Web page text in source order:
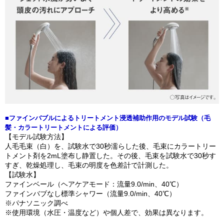
■ファインバブルによるトリートメント浸透補助作用のモデル試験（毛
髪・カラートリートメントによる評価）
【モデル試験方法】
人毛毛束（白）を、試験水で30秒濡らした後、毛束にカラートリー
トメント剤を2mL塗布し静置した。その後、毛束を試験水で30秒す
すぎ、乾燥処理し、毛束の明度を色差計で計測した。
【試験水】
ファインベール（ヘアケアモード：流量9.0/min、40℃）
ファインバブなし標準シャワー（流量9.0/min、40℃）
※パナソニック調べ
※使用環境（水圧・温度など）や個人差で、効果は異なります。